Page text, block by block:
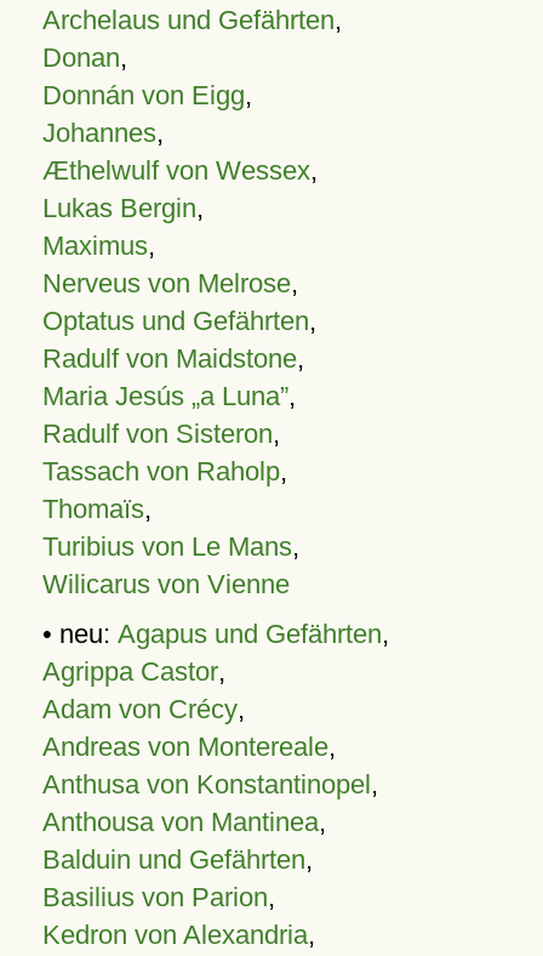
Archelaus und Gefährten,
Donan,
Donnán von Eigg,
Johannes,
Æthelwulf von Wessex,
Lukas Bergin,
Maximus,
Nerveus von Melrose,
Optatus und Gefährten,
Radulf von Maidstone,
Maria Jesús „a Luna”,
Radulf von Sisteron,
Tassach von Raholp,
Thomaïs,
Turibius von Le Mans,
Wilicarus von Vienne
• neu: Agapus und Gefährten,
Agrippa Castor,
Adam von Crécy,
Andreas von Montereale,
Anthusa von Konstantinopel,
Anthousa von Mantinea,
Balduin und Gefährten,
Basilius von Parion,
Kedron von Alexandria,